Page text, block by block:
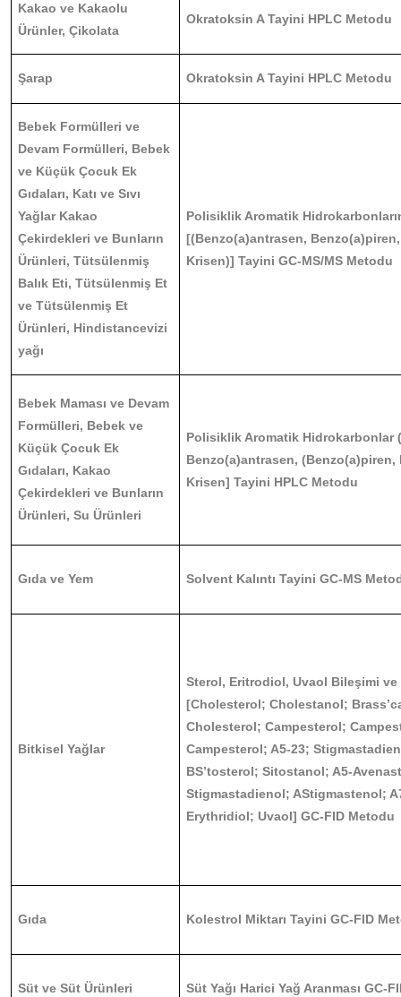
Kakao ve Kakaolu
Ürünler, Çikolata
Okratoksin A Tayini HPLC Metodu
Şarap Okratoksin A Tayini HPLC Metodu
Bebek Formülleri ve
Devam Formülleri, Bebek
ve Küçük Çocuk Ek
Gıdaları, Katı ve Sıvı
Yağlar Kakao
Çekirdekleri ve Bunların
Ürünleri, Tütsülenmiş
Balık Eti, Tütsülenmiş Et
ve Tütsülenmiş Et
Ürünleri, Hindistancevizi
yağı
Polisiklik Aromatik
[(Benzo(a)antrasen,
Krisen)] Tayini GC-MS/MS Metodu
Bebek Maması ve Devam
Formülleri, Bebek ve
Küçük Çocuk Ek
Gıdaları, Kakao
Çekirdekleri ve Bunların
Ürünleri, Su Ürünleri
Polisiklik Aromatik Hidrokarbonlar
Benzo(a)antrasen,
Krisen] Tayini HPLC Metodu
Gıda ve Yem Solvent Kalıntı Tayini GC-MS
Bitkisel Yağlar
Sterol, Eritrodiol, Uvaol Bileşimi ve
[Cholesterol; Cholestanol;
Cholesterol; Campesterol;
Campesterol; A5-23;
BS’tosterol; Sitostanol; A5-
Stigmastadienol; AStigmastenol;
Erythridiol; Uvaol] GC-FID Metodu
Gıda Kolestrol Miktarı Tayini GC-FID
Süt ve Süt Ürünleri Süt Yağı Harici Yağ Aranması GC-